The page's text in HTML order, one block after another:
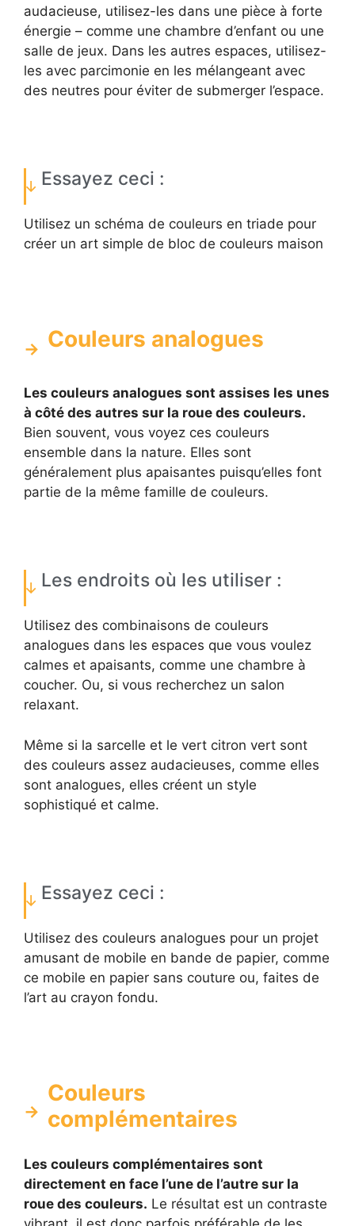
audacieuse, utilisez-les dans une pièce à forte
énergie – comme une chambre d’enfant ou une
salle de jeux. Dans les autres espaces, utilisez-
les avec parcimonie en les mélangeant avec
des neutres pour éviter de submerger l’espace.
Essayez ceci :
Utilisez un schéma de couleurs en triade pour
créer un art simple de bloc de couleurs maison
Couleurs analogues
Les couleurs analogues sont assises les unes
à côté des autres sur la roue des couleurs.
Bien souvent, vous voyez ces couleurs
ensemble dans la nature. Elles sont
généralement plus apaisantes puisqu’elles font
partie de la même famille de couleurs.
Les endroits où les utiliser :
Utilisez des combinaisons de couleurs
analogues dans les espaces que vous voulez
calmes et apaisants, comme une chambre à
coucher. Ou, si vous recherchez un salon
relaxant.
Même si la sarcelle et le vert citron vert sont
des couleurs assez audacieuses, comme elles
sont analogues, elles créent un style
sophistiqué et calme.
Essayez ceci :
Utilisez des couleurs analogues pour un projet
amusant de mobile en bande de papier, comme
ce mobile en papier sans couture ou, faites de
l’art au crayon fondu.
Couleurs
complémentaires
Les couleurs complémentaires sont
directement en face l’une de l’autre sur la
roue des couleurs. Le résultat est un contraste